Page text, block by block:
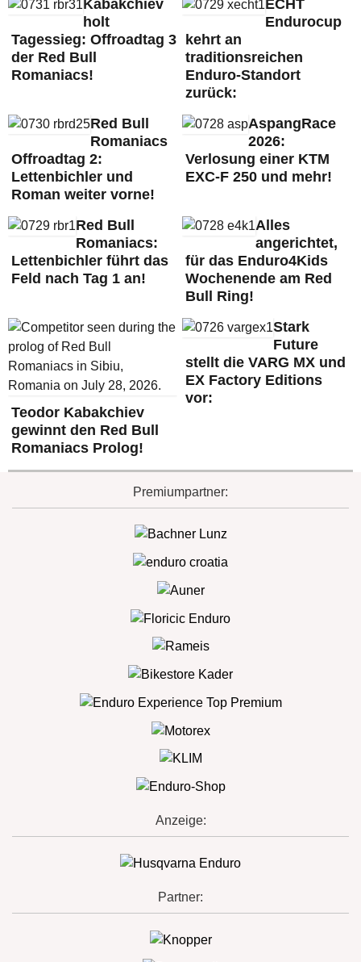
Kabakchiev
holt
Tagessieg: Offroadtag 3
der Red Bull
Romaniacs!
ECHT
Endurocup
kehrt an
traditionsreichen
Enduro-Standort
zurück:
Red Bull
Romaniacs
Offroadtag 2:
Lettenbichler und
Roman weiter vorne!
AspangRace
2026:
Verlosung einer KTM
EXC-F 250 und mehr!
Red Bull
Romaniacs:
Lettenbichler führt das
Feld nach Tag 1 an!
Alles
angerichtet,
für das Enduro4Kids
Wochenende am Red
Bull Ring!
Teodor Kabakchiev
gewinnt den Red Bull
Romaniacs Prolog!
Stark
Future
stellt die VARG MX und
EX Factory Editions
vor:
Premiumpartner:
Anzeige:
Partner: